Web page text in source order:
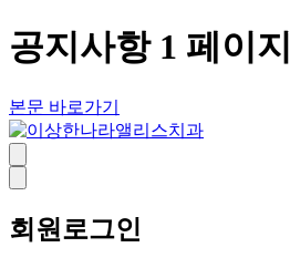
공지사항 1 페이지
본문 바로가기
회원로그인